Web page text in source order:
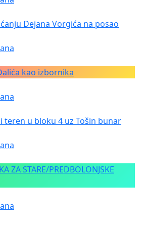
Dejana Vorgića na posao
kao izbornika
teren u bloku 4 uz Tošin bunar
ZA STARE/PREDBOLONJSKE